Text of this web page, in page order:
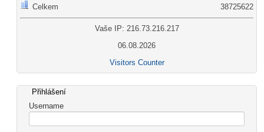
Celkem
38725622
Vaše IP: 216.73.216.217
06.08.2026
Visitors Counter
Přihlášení
Username